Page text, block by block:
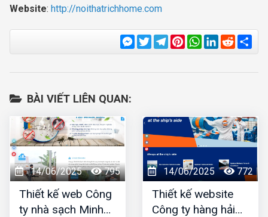
Website: http://noithatrichhome.com
Messenger
TwitterTelegram
Pinterest
WhatsApp
LinkedIn
Reddit
BÀI VIẾT LIÊN QUAN:
14/06/2025 795
Thiết kế web Công
ty nhà sạch Minh
14/06/2025 772
Thiết kế website
Công ty hàng hải